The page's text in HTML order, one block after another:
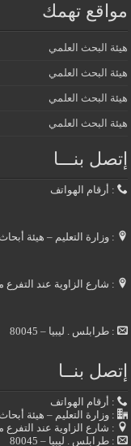
مواقع تهمك
هيئة البحث العلمي
هيئة البحث العلمي
هيئة البحث العلمي
هيئة البحث العلمي
إتصل بنـــا
: أرقام الهواتف
: وزارة التعليم – هيئة
: شارع الزاوية عند
: طرابلس . ليبيا – 80045
إتصل بنــا
: أرقام الهواتف
: وزارة التعليم – هيئة
: شارع الزاوية عند
: طرابلس . ليبيا – 80045